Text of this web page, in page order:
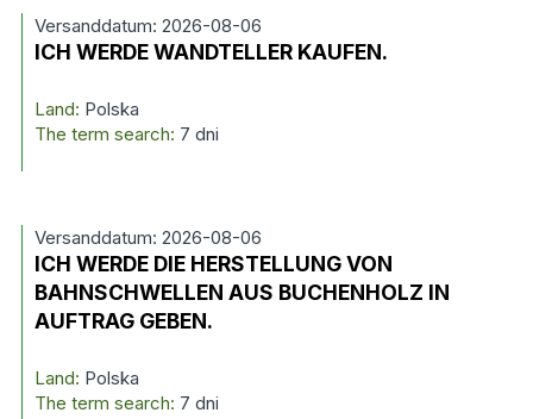
Versanddatum: 2026-08-06
ICH WERDE WANDTELLER KAUFEN.
Land: Polska
The term search: 7 dni
Versanddatum: 2026-08-06
ICH WERDE DIE HERSTELLUNG VON
BAHNSCHWELLEN AUS BUCHENHOLZ IN
AUFTRAG GEBEN.
Land: Polska
The term search: 7 dni